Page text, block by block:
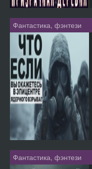
Фантастика, фэнтези
Фантастика, фэнтези